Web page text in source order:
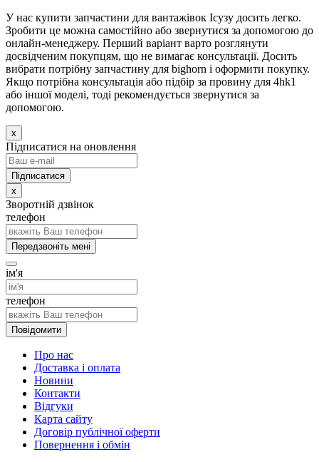
У нас купити запчастини для вантажівок Ісузу досить легко.
Зробити це можна самостійно або звернутися за допомогою до
онлайн-менеджеру. Перший варіант варто розглянути
досвідченим покупцям, що не вимагає консультації. Досить
вибрати потрібну запчастину для bighorn і оформити покупку.
Якщо потрібна консультація або підбір за провину для 4hk1
або іншої моделі, тоді рекомендується звернутися за
допомогою.
x
Підписатися на оновлення
x
Зворотній дзвінок
телефон
Передзвоніть мені
ім'я
телефон
Повідомити
Про нас
Доставка і оплата
Новини
Контакти
Відгуки
Карта сайту
Договір публічної оферти
Повернення і обмін